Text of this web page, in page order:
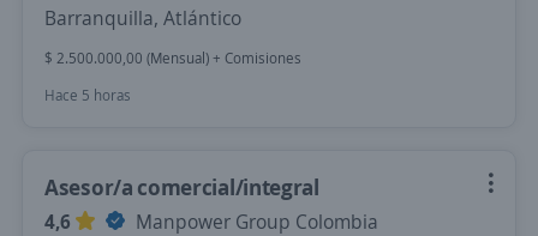
Barranquilla, Atlántico
$ 2.500.000,00 (Mensual) + Comisiones
Hace 5 horas
Asesor/a comercial/integral
4,6
Manpower Group Colombia